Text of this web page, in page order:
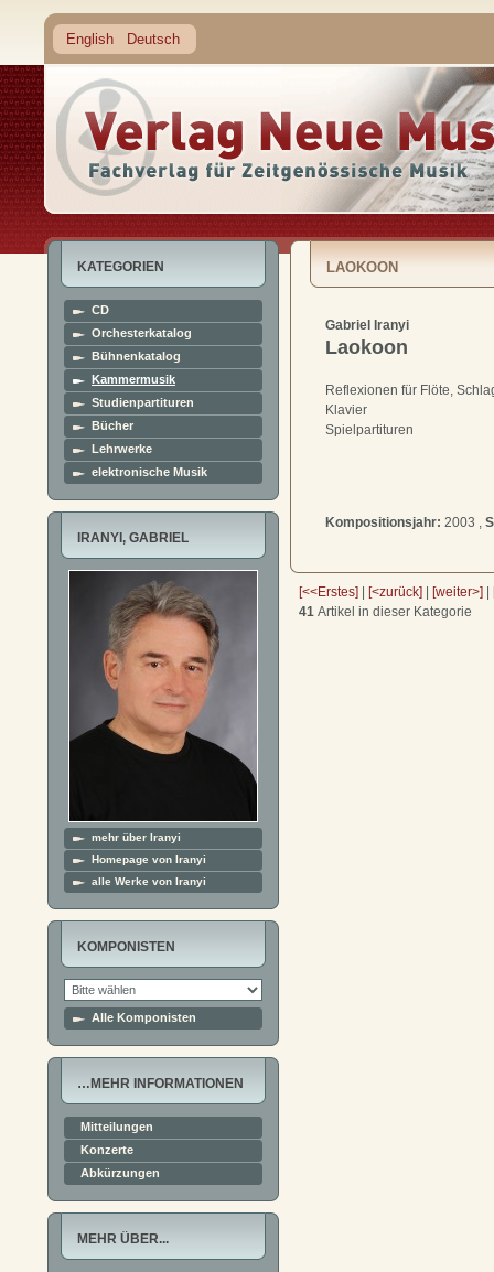
English Deutsch
KATEGORIEN
CD
Orchesterkatalog
Bühnenkatalog
Kammermusik
Studienpartituren
Bücher
Lehrwerke
elektronische Musik
IRANYI, GABRIEL
mehr über Iranyi
Homepage von Iranyi
alle Werke von Iranyi
KOMPONISTEN
Alle Komponisten
…MEHR INFORMATIONEN
Mitteilungen
Konzerte
Abkürzungen
MEHR ÜBER...
LAOKOON
Gabriel Iranyi
Laokoon
Reflexionen für Flöte,
Klavier
Spielpartituren
Kompositionsjahr: 2003 ,
[<<Erstes] | [<zurück] | [weiter>] |
41 Artikel in dieser Kategorie